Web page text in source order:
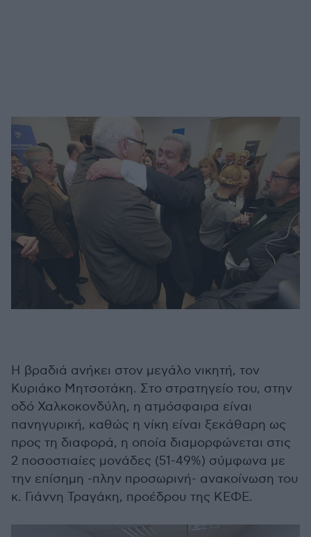
Η βραδιά ανήκει στον μεγάλο νικητή, τον
Κυριάκο Μητσοτάκη. Στο στρατηγείο του, στην
οδό Χαλκοκονδύλη, η ατμόσφαιρα είναι
πανηγυρική, καθώς η νίκη είναι ξεκάθαρη ως
προς τη διαφορά, η οποία διαμορφώνεται στις
2 ποσοστιαίες μονάδες (51-49%) σύμφωνα με
την επίσημη -πλην προσωρινή- ανακοίνωση του
κ. Γιάννη Τραγάκη, προέδρου της ΚΕΦΕ.